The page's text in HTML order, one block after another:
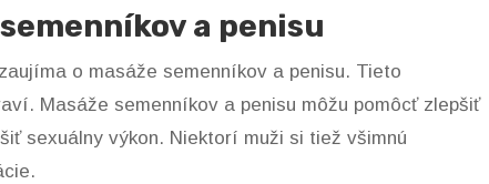
a penisu
o masáže semenníkov a penisu. Tieto
Masáže semenníkov a penisu môžu pomôcť zlepšiť
sexuálny výkon. Niektorí muži si tiež všimnú